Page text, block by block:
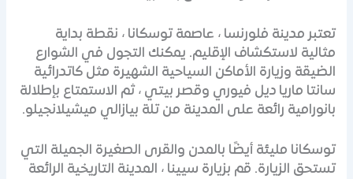
تعتبر مدينة فلورنسا ، عاصمة توسكانا ، نقطة بداية
مثالية لاستكشاف الإقليم. يمكنك التجول في الشوارع
الضيقة وزيارة الأماكن السياحية الشهيرة مثل كاتدرائية
سانتا ماريا ديل فيوري وقصر بيتي ، ثم الاستمتاع بإطلالة
بانورامية رائعة على المدينة من تلة بيازالي ميشيلانجيلو.
توسكانا مليئة أيضًا بالمدن والقرى الصغيرة الجميلة التي
تستحق الزيارة. قم بزيارة سيينا ، المدينة التاريخية الرائعة